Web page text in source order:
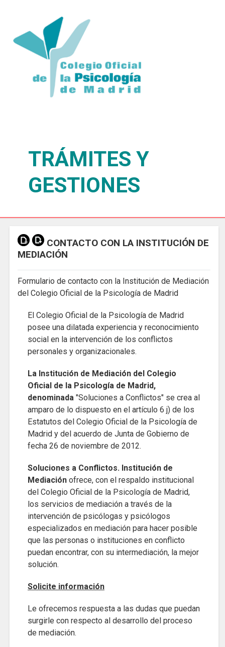
TRÁMITES Y
GESTIONES
CONTACTO CON LA INSTITUCIÓN DE
MEDIACIÓN
Formulario de contacto con la Institución de Mediación
del Colegio Oficial de la Psicología de Madrid
El Colegio Oficial de la Psicología de Madrid
posee una dilatada experiencia y reconocimiento
social en la intervención de los conflictos
personales y organizacionales.
La Institución de Mediación del Colegio
Oficial de la Psicología de Madrid,
denominada "Soluciones a Conflictos" se crea al
amparo de lo dispuesto en el artículo 6 j) de los
Estatutos del Colegio Oficial de la Psicología de
Madrid y del acuerdo de Junta de Gobierno de
fecha 26 de noviembre de 2012.
Soluciones a Conflictos. Institución de
Mediación ofrece, con el respaldo institucional
del Colegio Oficial de la Psicología de Madrid,
los servicios de mediación a través de la
intervención de psicólogas y psicólogos
especializados en mediación para hacer posible
que las personas o instituciones en conflicto
puedan encontrar, con su intermediación, la mejor
solución.
Solicite información
Le ofrecemos respuesta a las dudas que puedan
surgirle con respecto al desarrollo del proceso
de mediación.